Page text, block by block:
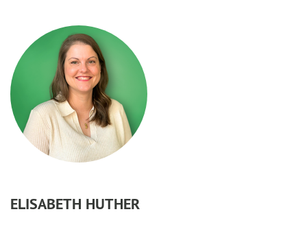
ELISABETH HUTHER